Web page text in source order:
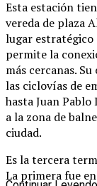
Esta estación
vereda de plaza
lugar estratégico
permite la
más cercanas.
las ciclovías de
hasta Juan
a la zona de
ciudad.
Es la tercera
La primera fue